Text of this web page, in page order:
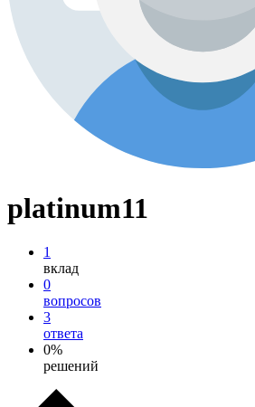
platinum11
1
вклад
0
вопросов
3
ответа
0%
решений